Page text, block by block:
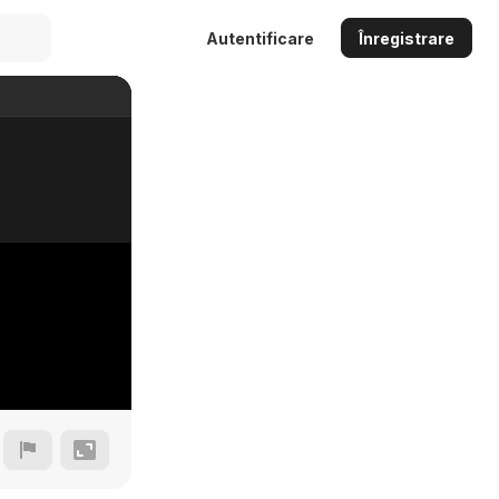
Autentificare Înregistrare